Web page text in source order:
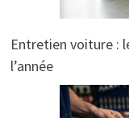
Entretien voiture :
l’année